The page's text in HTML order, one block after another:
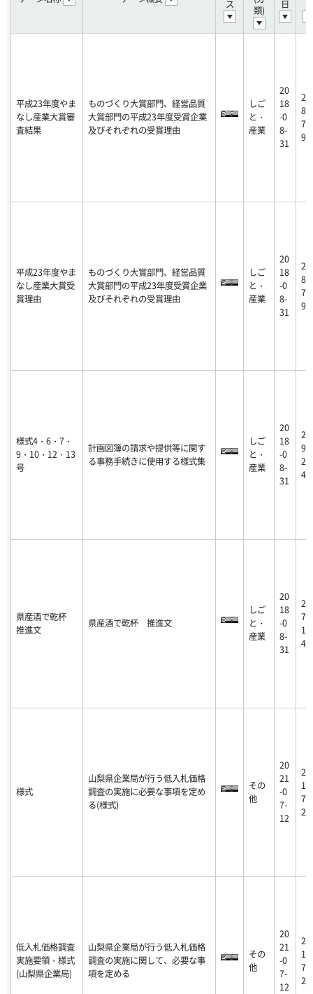
ス
類)
日
平成23年度やま
なし産業大賞審
査結果
ものづくり大賞部門、経営品質
大賞部門の平成23年度受賞企業
及びそれぞれの受賞理由
しご
と・
産業
20
18
-0
8-
31
8-0
7-1
9
平成23年度やま
なし産業大賞受
賞理由
ものづくり大賞部門、経営品質
大賞部門の平成23年度受賞企業
及びそれぞれの受賞理由
しご
と・
産業
20
18
-0
8-
31
8-0
7-1
9
様式4・6・7・
9・10・12・13
号
計画図簿の請求や提供等に関す
る事務手続きに使用する様式集
しご
と・
産業
20
18
-0
8-
31
9-0
2-0
4
県産酒で乾杯
推進文
県産酒で乾杯 推進文
しご
と・
産業
20
18
-0
8-
31
7-0
1-0
4
様式
山梨県企業局が行う低入札価格
調査の実施に必要な事項を定め
る(様式)
その
他
20
21
-0
7-
12
1-0
7-1
2
低入札価格調査
実施要領・様式
(山梨県企業局)
山梨県企業局が行う低入札価格
調査の実施に関して、必要な事
項を定める
その
他
20
21
-0
7-
12
1-0
7-1
2